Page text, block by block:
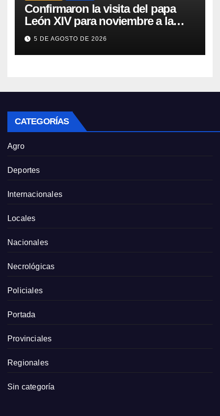
Confirmaron la visita del papa
León XIV para noviembre a la
Argentina
5 DE AGOSTO DE 2026
CATEGORÍAS
Agro
Deportes
Internacionales
Locales
Nacionales
Necrológicas
Policiales
Portada
Provinciales
Regionales
Sin categoría